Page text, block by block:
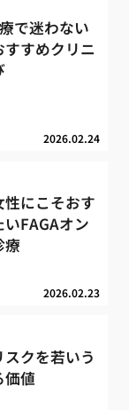
で迷わない
すすめクリニ
2026.02.24
性にこそおす
FAGAオン
療
2026.02.23
スクを若いう
価値